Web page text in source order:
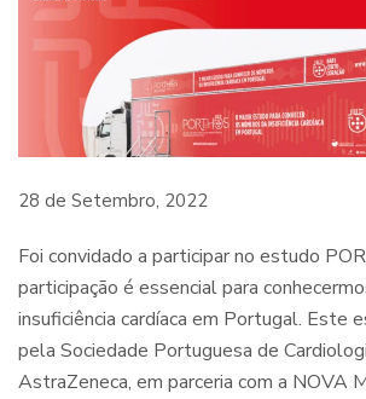
28 de Setembro, 2022
Foi convidado a participar no estudo
participação é essencial para
insuficiência cardíaca em Portugal. Este
pela Sociedade Portuguesa de
AstraZeneca, em parceria com a NOVA